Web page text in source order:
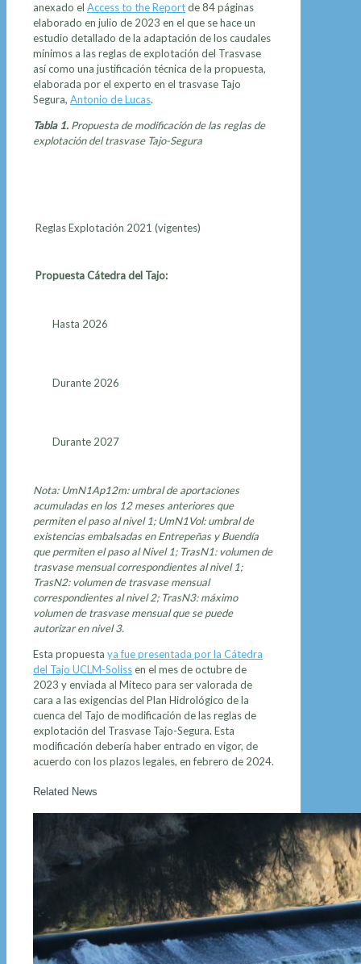
anexado el Access to the Reportde 84 páginas
elaborado en julio de 2023 en el que se hace un
estudio detallado de la adaptación de los caudales
mínimos a las reglas de explotación del Trasvase
así como una justificación técnica de la propuesta,
elaborada por el experto en el trasvase Tajo
Segura, Antonio de Lucas.
Tabla 1. Propuesta de modificación de las reglas de
explotación del trasvase Tajo-Segura
Reglas Explotación 2021 (vigentes)
Propuesta Cátedra del Tajo:
Hasta 2026
Durante 2026
Durante 2027
Nota: UmN1Ap12m: umbral de aportaciones
acumuladas en los 12 meses anteriores que
permiten el paso al nivel 1; UmN1Vol: umbral de
existencias embalsadas en Entrepeñas y Buendía
que permiten el paso al Nivel 1; TrasN1: volumen de
trasvase mensual correspondientes al nivel 1;
TrasN2: volumen de trasvase mensual
correspondientes al nivel 2; TrasN3: máximo
volumen de trasvase mensual que se puede
autorizar en nivel 3.
Esta propuesta ya fue presentada por la Cátedra
del Tajo UCLM-Solissen el mes de octubre de
2023 y enviada al Miteco para ser valorada de
cara a las exigencias del Plan Hidrológico de la
cuenca del Tajo de modificación de las reglas de
explotación del Trasvase Tajo-Segura. Esta
modificación debería haber entrado en vigor, de
acuerdo con los plazos legales, en febrero de 2024.
Related News